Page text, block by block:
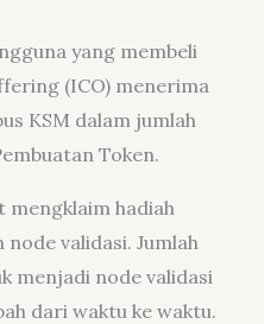
yang membeli
(ICO) menerima
KSM dalam jumlah
Token.
hadiah
validasi. Jumlah
menjadi node validasi
dari waktu ke waktu.